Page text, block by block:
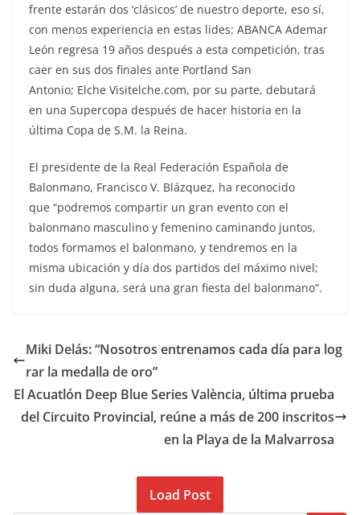
frente estarán dos ‘clásicos’ de nuestro deporte, eso sí,
con menos experiencia en estas lides: ABANCA Ademar
León regresa 19 años después a esta competición, tras
caer en sus dos finales ante Portland San
Antonio; Elche Visitelche.com, por su parte, debutará
en una Supercopa después de hacer historia en la
última Copa de S.M. la Reina.
El presidente de la Real Federación Española de
Balonmano, Francisco V. Blázquez, ha reconocido
que “podremos compartir un gran evento con el
balonmano masculino y femenino caminando juntos,
todos formamos el balonmano, y tendremos en la
misma ubicación y día dos partidos del máximo nivel;
sin duda alguna, será una gran fiesta del balonmano”.
Miki Delás: “Nosotros entrenamos cada día para log
rar la medalla de oro”
El Acuatlón Deep Blue Series València, última prueba
del Circuito Provincial, reúne a más de 200 inscritos
en la Playa de la Malvarrosa
Load Post